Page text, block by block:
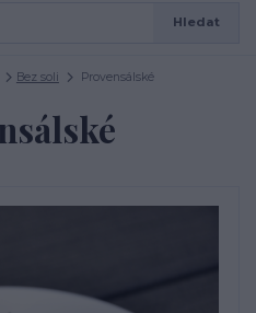
Hledat
Bez soli Provensálské